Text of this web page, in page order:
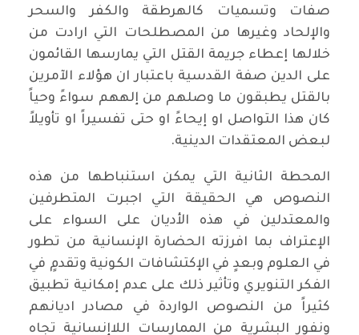
صفات وتسميات كالهرطقة والكفر والسحر
والإلحاد وغيرها من المصطلحات التي ارادت من
خلالها إعطاء جريمة القتل التي يمارسها القائمون
على الدين صفة القدسية باعتبار ان هؤلاء الآمرين
بالقتل يطبقون ما وصلهم من إلههم سواءً وحياً
كان هذا التواصل او إيحاءً او حتى تفسيراً او تأويلاً
لبعض المعتقدات الدينية.
المحطة الثانية التي يمكن استنباطها من هذه
النصوص هي الحقيقة التي اجبرت المتطرفين
والمعتدلين في هذه الأديان على السواء على
الإعتراف بما افرزته الحضارة الإنسانية من تطور
في العلوم وبعدٍ في الإكتشافات الكونية وتقدمٍ في
الفكر التنويري وتأثير ذلك على عدم إمكانية تطبيق
كثيراً من النصوص الواردة في مصادر اديانهم
ونفور البشرية من الممارسات اللاإنسانية تجاه